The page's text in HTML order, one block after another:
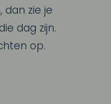
zie je
dag zijn.
op.